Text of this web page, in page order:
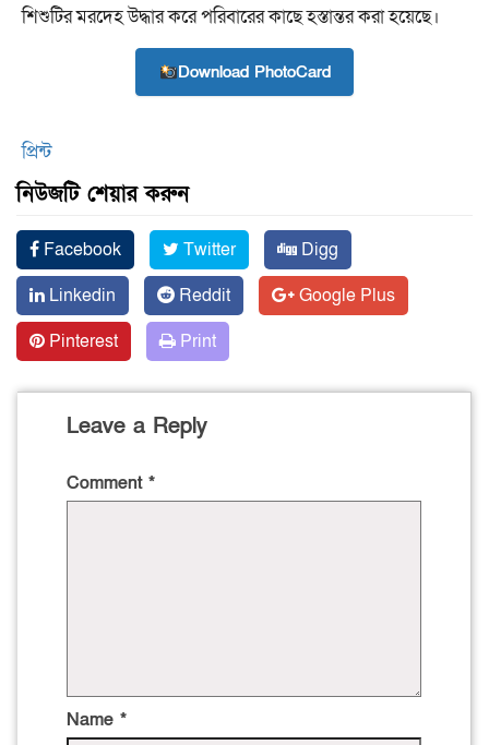
শিশুটির মরদেহ উদ্ধার করে পরিবারের কাছে হস্তান্তর করা হয়েছে।
Download PhotoCard
প্রিন্ট
নিউজটি শেয়ার করুন
Facebook Twitter
Digg
Linkedin
Reddit
Google Plus
Pinterest
Print
Leave a Reply
Comment *
Name *